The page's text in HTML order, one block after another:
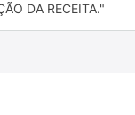
DA RECEITA."